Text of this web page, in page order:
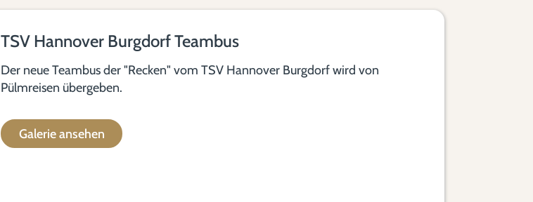
TSV Hannover Burgdorf Teambus
Der neue Teambus der "Recken" vom TSV Hannover Burgdorf wird von
Pülmreisen übergeben.
Galerie ansehen